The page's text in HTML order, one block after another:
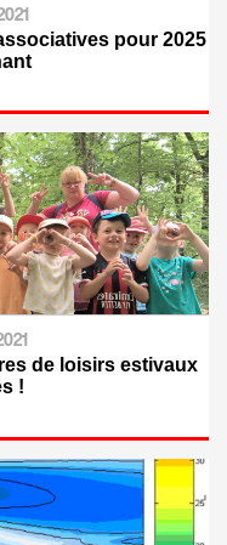
pour 2025
de loisirs estivaux
!